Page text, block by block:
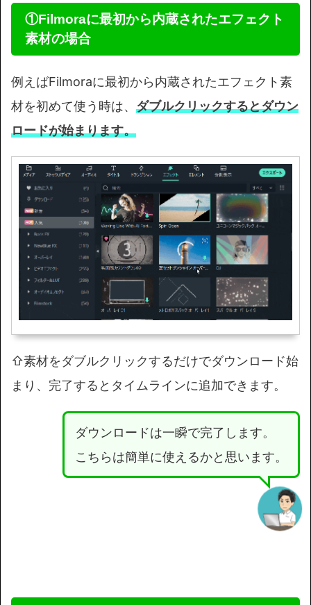
①Filmoraに最初から内蔵されたエフェクト
素材の場合
例えばFilmoraに最初から内蔵されたエフェクト素
材を初めて使う時は、 ダブルクリックするとダウン
ロードが始まります。
⇧素材をダブルクリックするだけでダウンロード始
まり、完了するとタイムラインに追加できます。
ダウンロードは一瞬で完了します。
こちらは簡単に使えるかと思います。